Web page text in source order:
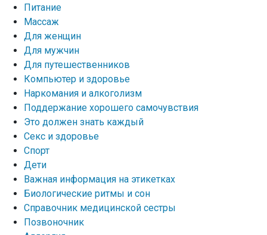
Питание
Массаж
Для женщин
Для мужчин
Для путешественников
Компьютер и здоровье
Наркомания и алкоголизм
Поддержание хорошего самочувствия
Это должен знать каждый
Секс и здоровье
Спорт
Дети
Важная информация на этикетках
Биологические ритмы и сон
Справочник медицинской сестры
Позвоночник